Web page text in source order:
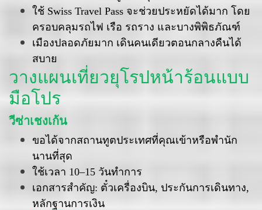
ใช้ Swiss Travel Pass จะช่วยประหยัดได้มาก โดย
ครอบคลุมรถไฟ เรือ รถราง และบางพิพิธภัณฑ์
เมืองปลอดภัยมาก เดินคนเดียวตอนกลางคืนได้
สบาย
วางแผนเที่ยวยุโรปหน้าร้อนแบบ
มือโปร
วีซ่าเชงเก้น
ขอได้จากสถานทูตประเทศที่คุณเข้าหรือพำนัก
นานที่สุด
ใช้เวลา 10–15 วันทำการ
เอกสารสำคัญ: ตั๋วเครื่องบิน, ประกันการเดินทาง,
หลักฐานการเงิน